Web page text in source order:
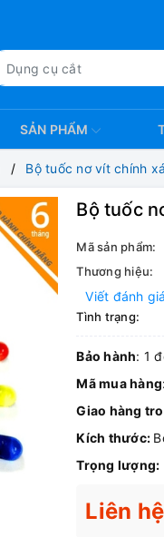
SẢN PHẨM
Bộ tuốc nơ vít chính
Bộ tuốc
Mã sản phẩm:
Thương hiệu:
Viết đánh
Tình trạng:
Bảo hành: 1
Mã mua hàng
Giao hàng
Kích thước:
Trọng lượng:
Liên hệ